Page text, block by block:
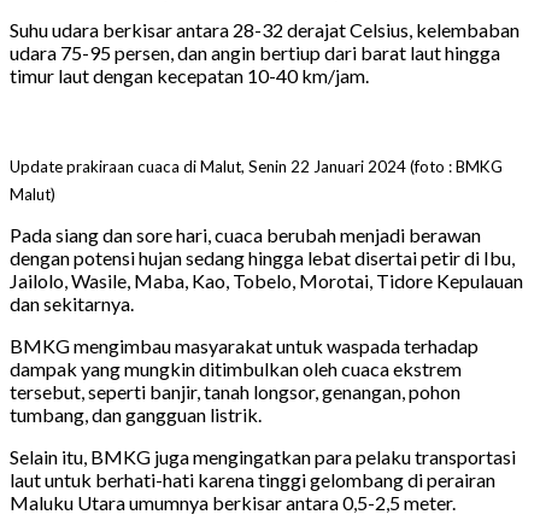
Suhu udara berkisar antara 28-32 derajat Celsius, kelembaban
udara 75-95 persen, dan angin bertiup dari barat laut hingga
timur laut dengan kecepatan 10-40 km/jam.
Update prakiraan cuaca di Malut, Senin 22 Januari 2024 (foto : BMKG
Malut)
Pada siang dan sore hari, cuaca berubah menjadi berawan
dengan potensi hujan sedang hingga lebat disertai petir di Ibu,
Jailolo, Wasile, Maba, Kao, Tobelo, Morotai, Tidore Kepulauan
dan sekitarnya.
BMKG mengimbau masyarakat untuk waspada terhadap
dampak yang mungkin ditimbulkan oleh cuaca ekstrem
tersebut, seperti banjir, tanah longsor, genangan, pohon
tumbang, dan gangguan listrik.
Selain itu, BMKG juga mengingatkan para pelaku transportasi
laut untuk berhati-hati karena tinggi gelombang di perairan
Maluku Utara umumnya berkisar antara 0,5-2,5 meter.